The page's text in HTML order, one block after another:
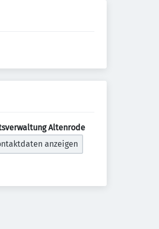
Altenrode
anzeigen